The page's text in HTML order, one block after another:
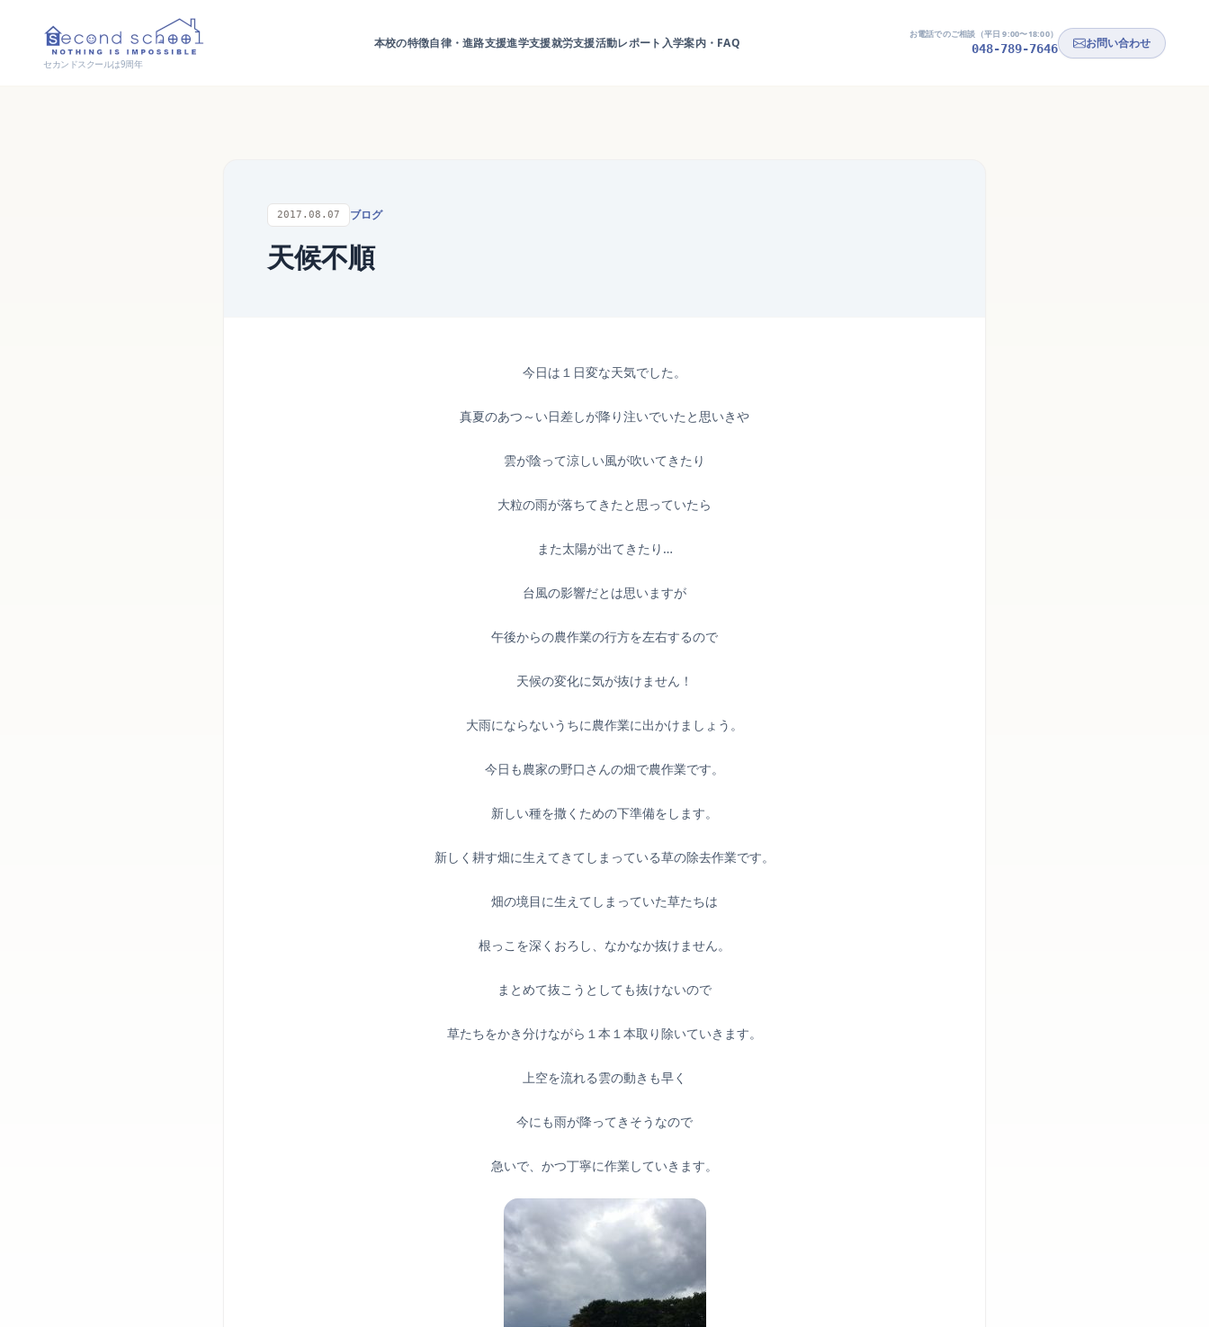
セカンドスクールは9周年
本校の特徴自律・進路支援進学支援就労支援活動レポート 入学案内・FAQ
お電話でのご相談（平日 9:00〜18:00）
048-789-7646 お問い合わせ
2017.08.07 ブログ
天候不順
今日は１日変な天気でした。
真夏のあつ～い日差しが降り注いでいたと思いきや
雲が陰って涼しい風が吹いてきたり
大粒の雨が落ちてきたと思っていたら
また太陽が出てきたり…
台風の影響だとは思いますが
午後からの農作業の行方を左右するので
天候の変化に気が抜けません！
大雨にならないうちに農作業に出かけましょう。
今日も農家の野口さんの畑で農作業です。
新しい種を撒くための下準備をします。
新しく耕す畑に生えてきてしまっている草の除去作業です。
畑の境目に生えてしまっていた草たちは
根っこを深くおろし、なかなか抜けません。
まとめて抜こうとしても抜けないので
草たちをかき分けながら１本１本取り除いていきます。
上空を流れる雲の動きも早く
今にも雨が降ってきそうなので
急いで、かつ丁寧に作業していきます。